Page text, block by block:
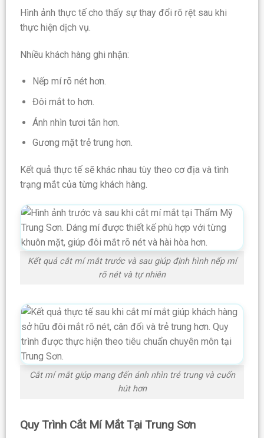
Hình ảnh thực tế cho thấy sự thay đổi rõ rệt sau khi
thực hiện dịch vụ.
Nhiều khách hàng ghi nhận:
Nếp mí rõ nét hơn.
Đôi mắt to hơn.
Ánh nhìn tươi tắn hơn.
Gương mặt trẻ trung hơn.
Kết quả thực tế sẽ khác nhau tùy theo cơ địa và tình
trạng mắt của từng khách hàng.
Kết quả cắt mí mắt trước và sau giúp định hình nếp mí
rõ nét và tự nhiên
Cắt mí mắt giúp mang đến ánh nhìn trẻ trung và cuốn
hút hơn
Quy Trình Cắt Mí Mắt Tại Trung Sơn